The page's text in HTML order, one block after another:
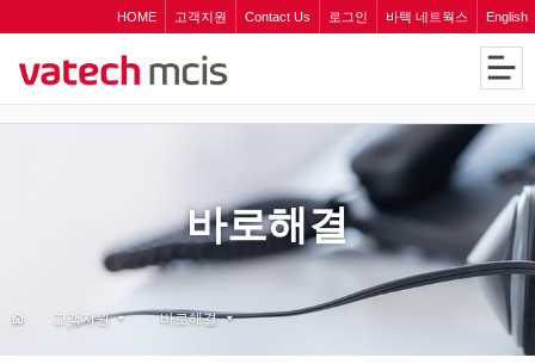
HOME 고객지원 Contact Us 로그인 바텍 네트웍스 English
바로해결
고객지원 바로해결